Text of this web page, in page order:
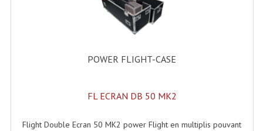
Peripheriques Traitements Et Accessoires
Samplers, Échantillonneurs
POWER FLIGHT-CASE
FL ECRAN DB 50 MK2
Flight Double Ecran 50 MK2 power Flight en multiplis pouvant